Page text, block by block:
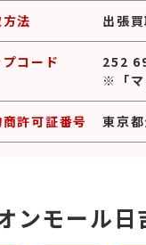
法 出張
コード
252
※「マ
許可証番号 東京
ンモール